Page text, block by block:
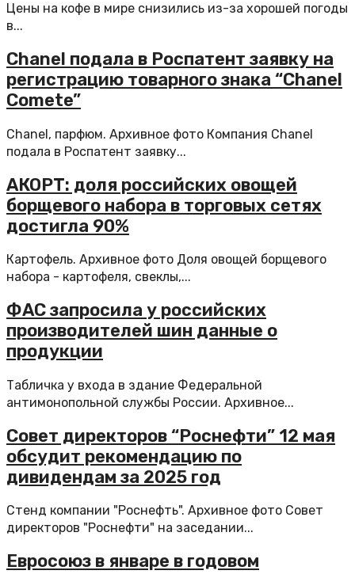
Цены на кофе в мире снизились из-за хорошей погоды
в...
Chanel подала в Роспатент заявку на
регистрацию товарного знака “Chanel
Comete”
Chanel, парфюм. Архивное фото Компания Chanel
подала в Роспатент заявку...
АКОРТ: доля российских овощей
борщевого набора в торговых сетях
достигла 90%
Картофель. Архивное фото Доля овощей борщевого
набора - картофеля, свеклы,...
ФАС запросила у российских
производителей шин данные о
продукции
Табличка у входа в здание Федеральной
антимонопольной службы России. Архивное...
Совет директоров “Роснефти” 12 мая
обсудит рекомендацию по
дивидендам за 2025 год
Стенд компании "Роснефть". Архивное фото Совет
директоров "Роснефти" на заседании...
Евросоюз в январе в годовом